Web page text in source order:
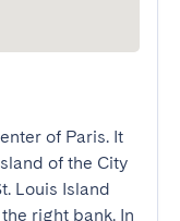
of Paris. It
of the City
Louis Island
right bank. In